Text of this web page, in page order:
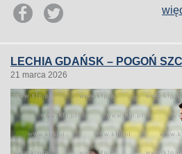
LECHIA GDAŃSK – POGOŃ
21 marca 2026